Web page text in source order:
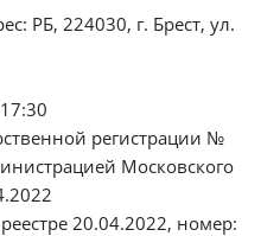
РБ, 224030, г. Брест, ул.
регистрации №
Московского
20.04.2022, номер: